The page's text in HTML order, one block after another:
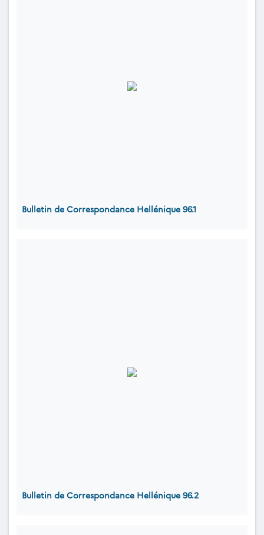
Bulletin de Correspondance Hellénique 96.1
Bulletin de Correspondance Hellénique 96.2